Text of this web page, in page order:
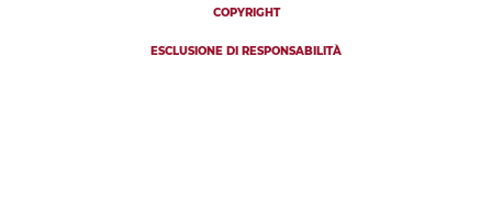
COPYRIGHT
ESCLUSIONE DI RESPONSABILITÀ